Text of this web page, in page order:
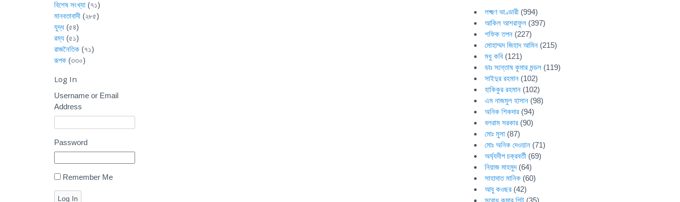
বিশেষ সংখ্যা (৭১)
মানবতাবাদী (২৮৫)
যুদ্ধ (৫৪)
রম্য (৫১)
রাজনৈতিক (৭১)
রূপক (৩৩০)
Log In
Username or Email
Address
Password
Remember Me
Log In
লক্ষ্মণ ভাণ্ডারী (994)
আকিল আশরাফুল (397)
শফিক তপন (227)
মোহাম্মদ জিহাদ আমিন (215)
মধু কবি (121)
ডাঃ সন্তোষ কুমার মন্ডল (119)
সাইদুর রহমান (102)
হাকিকুর রহমান (102)
এম নাজমুল হাসান (98)
অনিক শিকদার (94)
বলরাম সরকার (90)
মোঃ মুসা (87)
মোঃ অনিক দেওয়ান (71)
অর্ঘ্যদীপ চক্রবর্তী (69)
নিয়াজ মাহমুদ(64)
সাহাদাত মানিক (60)
আবু কওছর (42)
সুবোধ কুমার শিট (35)